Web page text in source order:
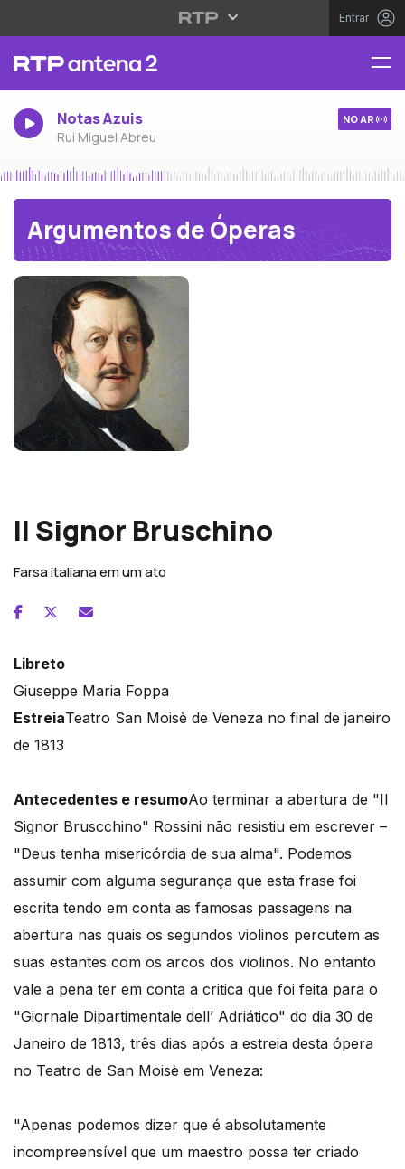
Entrar
Notas Azuis
Rui Miguel Abreu
NO AR
Argumentos de Óperas
Il Signor Bruschino
Farsa italiana em um ato
Libreto
Giuseppe Maria Foppa
EstreiaTeatro San Moisè de Veneza no final de janeiro
de 1813
Antecedentes e resumoAo terminar a abertura de "Il
Signor Bruscchino" Rossini não resistiu em escrever –
"Deus tenha misericórdia de sua alma". Podemos
assumir com alguma segurança que esta frase foi
escrita tendo em conta as famosas passagens na
abertura nas quais os segundos violinos percutem as
suas estantes com os arcos dos violinos. No entanto
vale a pena ter em conta a critica que foi feita para o
"Giornale Dipartimentale dell’ Adriático" do dia 30 de
Janeiro de 1813, três dias após a estreia desta ópera
no Teatro de San Moisè em Veneza:
"Apenas podemos dizer que é absolutamente
incompreensível que um maestro possa ter criado